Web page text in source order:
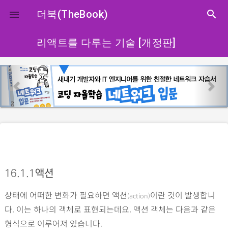
close
 더북(TheBook) search
리액트를 다루는 기술 [개정판]
p
r
e
s
e
16.1.1 액션
상태에 어떠한 변화가 필요하면 액션(action)이란 것이 발생합니
다. 이는 하나의 객체로 표현되는데요. 액션 객체는 다음과 같은
형식으로 이루어져 있습니다.